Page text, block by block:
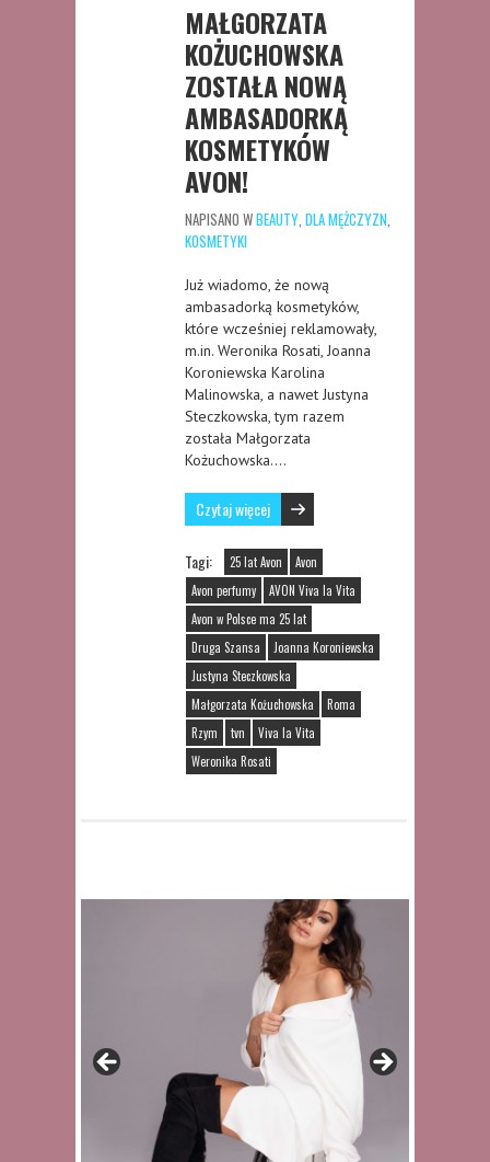
MAŁGORZATA
KOŻUCHOWSKA
ZOSTAŁA NOWĄ
AMBASADORKĄ
KOSMETYKÓW
AVON!
NAPISANO WBEAUTY DLA MĘŻCZYZN
KOSMETYKI
Już wiadomo, że nową
ambasadorką kosmetyków,
które wcześniej reklamowały,
m.in. Weronika Rosati, Joanna
Koroniewska Karolina
Malinowska, a nawet Justyna
Steczkowska, tym razem
została Małgorzata
Kożuchowska….
Czytaj więcej
Tagi: 25 lat Avon
Avon
Avon perfumy
AVON Viva la Vita
Avon w Polsce ma 25 lat
Druga Szansa
Joanna Koroniewska
Justyna Steczkowska
Małgorzata Kożuchowska
Roma
Rzym
tvn
Viva la Vita
Weronika Rosati